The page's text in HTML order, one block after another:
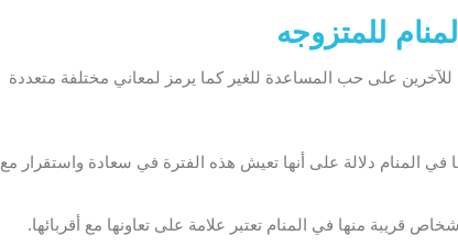
للمتزوجه
على حب المساعدة للغير كما يرمز لمعاني مختلفة متعددة
في المنام دلالة على أنها تعيش هذه الفترة في سعادة واستقرار مع
قريبة منها في المنام تعتبر علامة على تعاونها مع أقربائها.